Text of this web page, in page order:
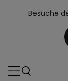
Besuche